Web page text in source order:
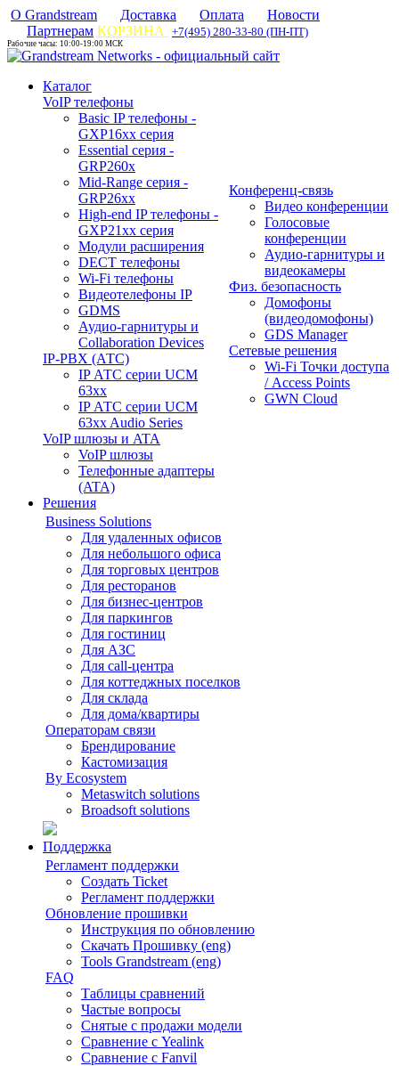
О Grandstream Доставка Оплата
Новости
Партнерам КОРЗИНА +7(495) 280-33-80 (ПН-ПТ)
Рабочие часы: 10:00-19:00 МСК
Каталог
VoIP телефоны
Basic IP телефоны -
GXP16хх серия
Essential серия -
GRP260x
Mid-Range серия -
GRP26xx
High-end IP телефоны -
GXP21хх серия
Модули расширения
DECT телефоны
Wi-Fi телефоны
Видеотелефоны IP
GDMS
Аудио-гарнитуры и
Collaboration Devices
IP-PBX (АТС)
IP АТС серии UCM
63xx
IP АТС серии UCM
63xx Audio Series
VoIP шлюзы и ATA
VoIP шлюзы
Телефонные адаптеры
(ATA)
Конференц-связь
Видео конференции
Голосовые
конференции
Аудио-гарнитуры и
видеокамеры
Физ. безопасность
Домофоны
(видеодомофоны)
GDS Manager
Сетевые решения
Wi-Fi Точки доступа
/ Access Points
GWN Cloud
Решения
Business Solutions
Для удаленных офисов
Для небольшого офиса
Для торговых центров
Для ресторанов
Для бизнес-центров
Для паркингов
Для гостиниц
Для АЗС
Для call-центра
Для коттеджных поселков
Для склада
Для дома/квартиры
Операторам связи
Брендирование
Кастомизация
By Ecosystem
Metaswitch solutions
Broadsoft solutions
Поддержка
Регламент поддержки
Создать Ticket
Регламент поддержки
Обновление прошивки
Инструкция по обновлению
Скачать Прошивку (eng)
Tools Grandstream (eng)
FAQ
Таблицы сравнений
Частые вопросы
Снятые с продажи модели
Сравнение с Yealink
Сравнение с Fanvil